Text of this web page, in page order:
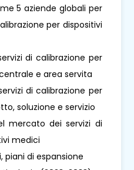
5 aziende globali per
per dispositivi
di calibrazione per
e area servita
di calibrazione per
soluzione e servizio
mercato dei servizi di
medici
piani di espansione